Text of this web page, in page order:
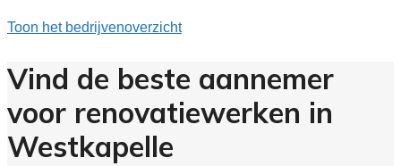
Toon het bedrijvenoverzicht
Vind de beste aannemer
voor renovatiewerken in
Westkapelle